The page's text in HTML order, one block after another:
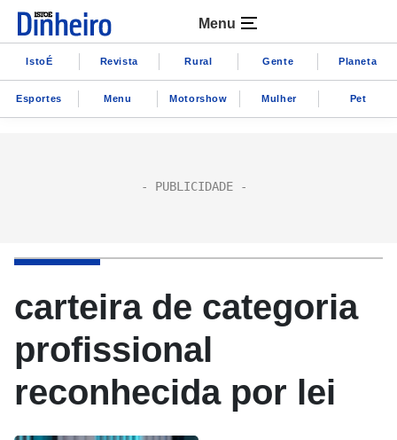
Menu
IstoÉ Revista Rural Gente Planeta
Esportes Menu Motorshow Mulher Pet
carteira de categoria
profissional
reconhecida por lei